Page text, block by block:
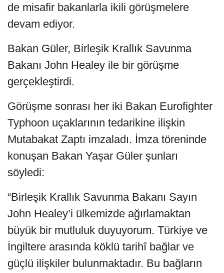
de misafir bakanlarla ikili görüşmelere
devam ediyor.
Bakan Güler, Birleşik Krallık Savunma
Bakanı John Healey ile bir görüşme
gerçekleştirdi.
Görüşme sonrası her iki Bakan Eurofighter
Typhoon uçaklarının tedarikine ilişkin
Mutabakat Zaptı imzaladı. İmza töreninde
konuşan Bakan Yaşar Güler şunları
söyledi:
“Birleşik Krallık Savunma Bakanı Sayın
John Healey’i ülkemizde ağırlamaktan
büyük bir mutluluk duyuyorum. Türkiye ve
İngiltere arasında köklü tarihî bağlar ve
güçlü ilişkiler bulunmaktadır. Bu bağların